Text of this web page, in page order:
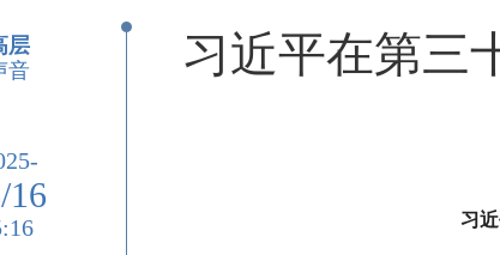
层
音
16
习近平在第三
习